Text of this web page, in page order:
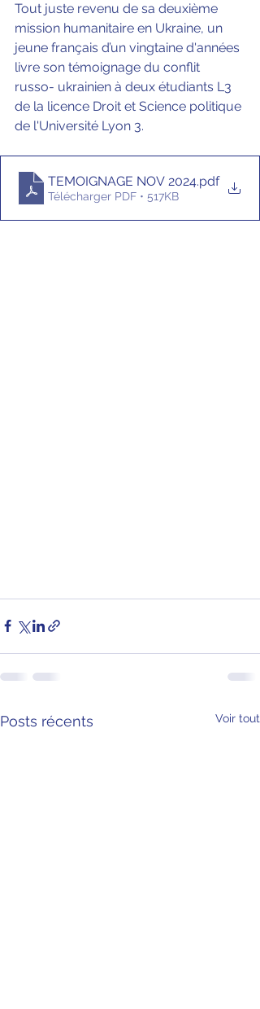
Tout juste revenu de sa deuxième
mission humanitaire en Ukraine, un
jeune français d’un vingtaine d'années
livre son témoignage du conflit
russo- ukrainien à deux étudiants L3
de la licence Droit et Science politique
de l'Université Lyon 3.
TEMOIGNAGE NOV 2024.pdf
Télécharger PDF • 517KB
Posts récents Voir tout